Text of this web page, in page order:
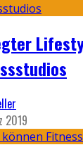
2019